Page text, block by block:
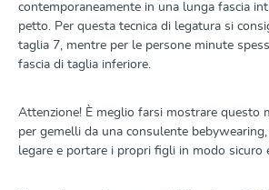
contemporaneamente in una lunga fascia
petto. Per questa tecnica di legatura si
taglia 7, mentre per le persone minute
fascia di taglia inferiore.
Attenzione! È meglio farsi mostrare questo
per gemelli da una consulente
legare e portare i propri figli in modo sicuro